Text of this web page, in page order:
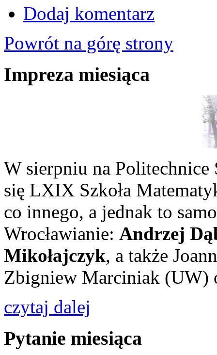
Dodaj komentarz
Powrót na górę strony
Impreza miesiąca
W sierpniu na
się LXIX Szkoła
co innego, a jednak to
Wrocławianie: Andrzej
Mikołajczyk, a także
Zbigniew Marciniak (UW)
czytaj dalej
Pytanie miesiąca